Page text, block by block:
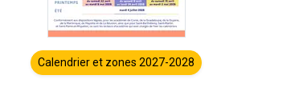
Calendrier et zones 2027-2028